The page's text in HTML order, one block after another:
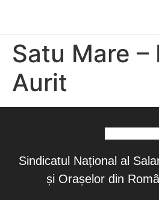
Satu Mare –
Aurit
Sindicatul Național al
și Orașelor din